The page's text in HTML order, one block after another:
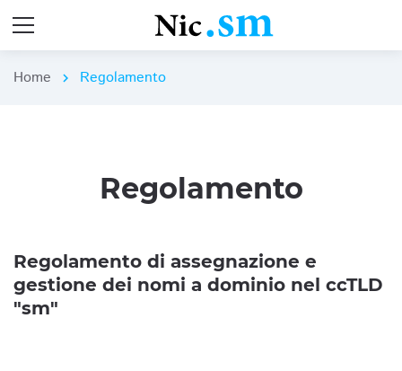
Home chevron_right Regolamento
Regolamento
Regolamento di assegnazione e
gestione dei nomi a dominio nel ccTLD
"sm"